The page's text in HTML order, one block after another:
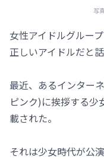
写
女性アイドルグルー
正しいアイドルだと
最近、あるインター
ピンク)に挨拶する少
載された。
それは少女時代が公